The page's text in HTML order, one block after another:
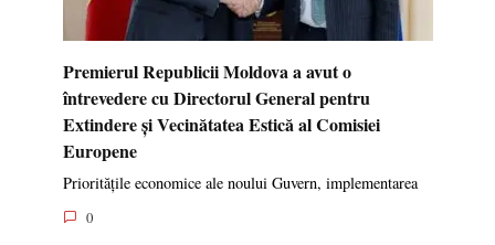
Premierul Republicii Moldova a avut o
întrevedere cu Directorul General pentru
Extindere și Vecinătatea Estică al Comisiei
Europene
Prioritățile economice ale noului Guvern, implementarea
0